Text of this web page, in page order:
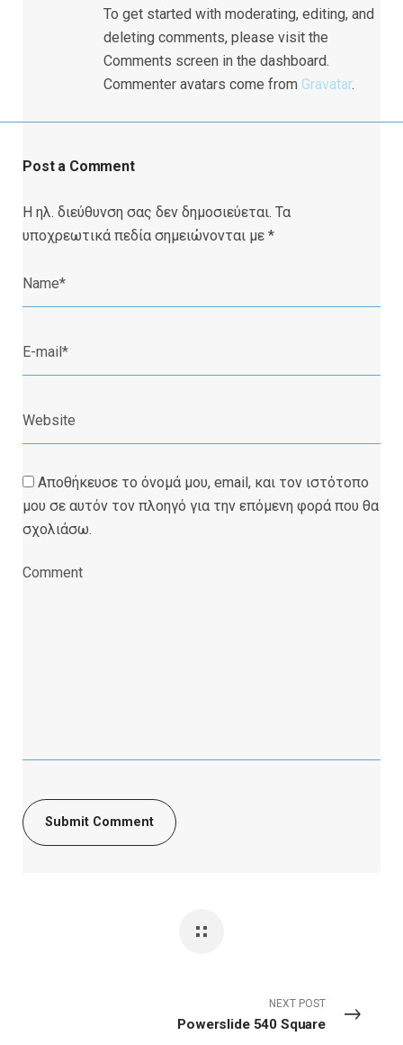
To get started with moderating, editing, and
deleting comments, please visit the
Comments screen in the dashboard.
Commenter avatars come from Gravatar.
Post a Comment
Η ηλ. διεύθυνση σας δεν δημοσιεύεται. Τα
υποχρεωτικά πεδία σημειώνονται με *
Αποθήκευσε το όνομά μου, email, και τον ιστότοπο
μου σε αυτόν τον πλοηγό για την επόμενη φορά που θα
σχολιάσω.
NEXT POST
Powerslide 540 Square